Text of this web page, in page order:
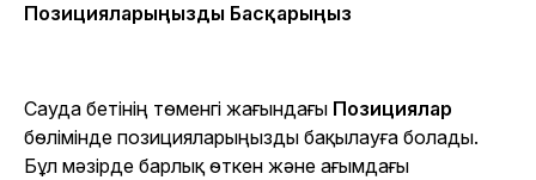
Позицияларыңызды Басқарыңыз
Сауда бетінің төменгі жағындағы Позициялар
бөлімінде позицияларыңызды бақылауға болады.
Бұл мәзірде барлық өткен және ағымдағы